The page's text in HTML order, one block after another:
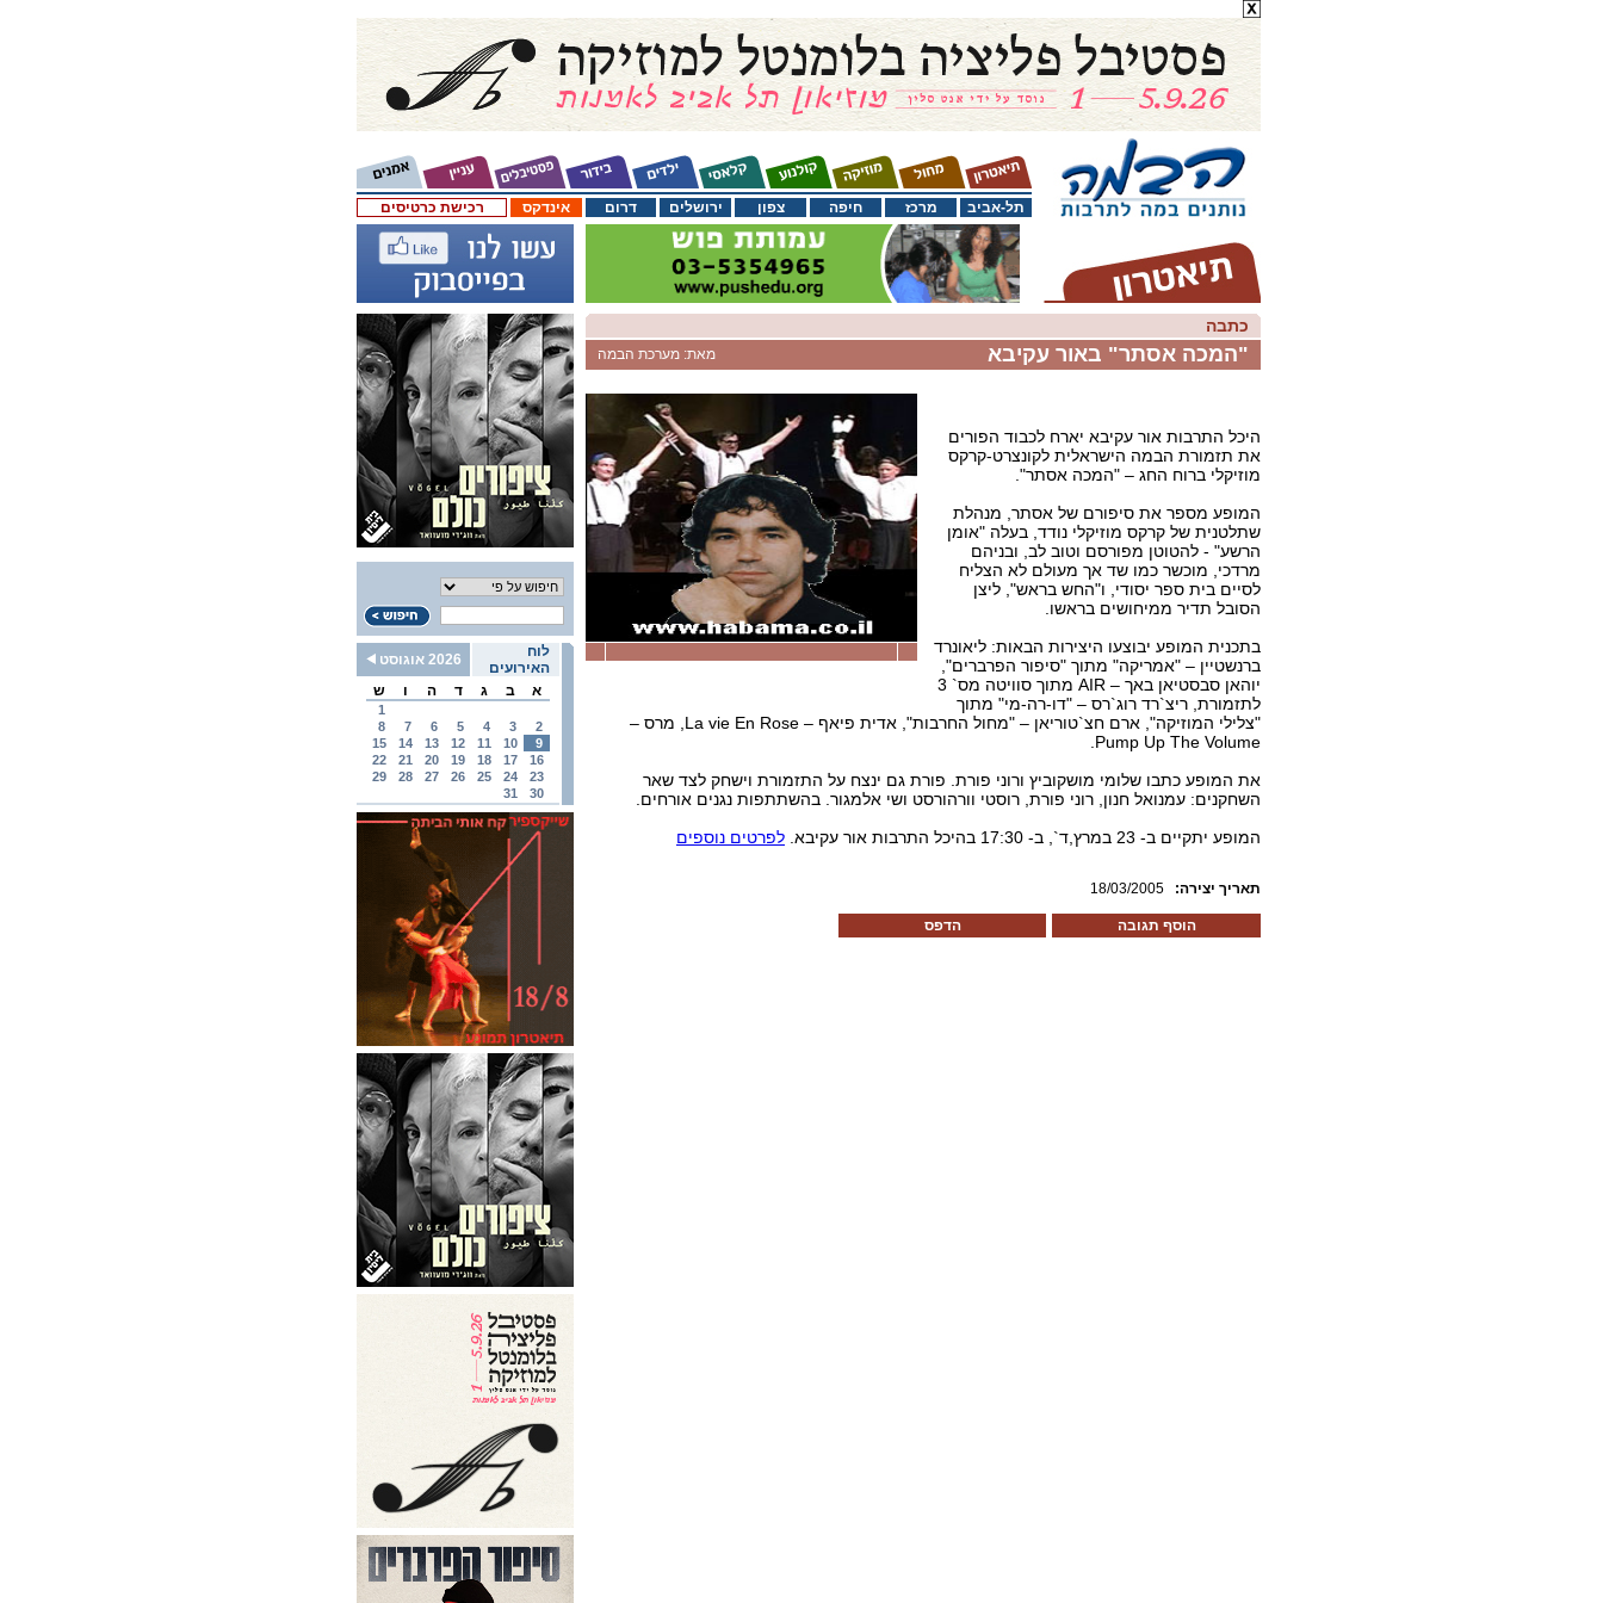
רכישת כרטיסים אינדקס דרום ירושלים צפון חיפה מרכז תל-אביב
לוח
האירועים
2026 אוגוסט
א
ב ג ד ה ו ש
1
2
3
4
5
6
7
8
9
10
11
12
13
14
15
16
17
18
19
20
21
22
23
24
25
26
27
28
29
30
31
כתבה
מאת: מערכת הבמה "המכה אסתר" באור עקיבא
היכל התרבות אור עקיבא יארח לכבוד הפורים
את תזמורת הבמה הישראלית לקונצרט-קרקס
מוזיקלי ברוח החג – "המכה אסתר".
המופע מספר את סיפורם של אסתר, מנהלת
שתלטנית של קרקס מוזיקלי נודד, בעלה "אומן
הרשע" - להטוטן מפורסם וטוב לב, ובניהם
מרדכי, מוכשר כמו שד אך מעולם לא הצליח
לסיים בית ספר יסודי, ו"החש בראש", ליצן
הסובל תדיר ממיחושים בראשו.
בתכנית המופע יבוצעו היצירות הבאות: ליאונרד
ברנשטיין – "אמריקה" מתוך "סיפור הפרברים",
יוהאן סבסטיאן באך – AIR מתוך סוויטה מס` 3
לתזמורת, ריצ`רד רוג`רס – "דו-רה-מי" מתוך
"צלילי המוזיקה", ארם חצ`טוריאן – "מחול החרבות", אדית פיאף – La vie En Rose, מרס –
Pump Up The Volume.
את המופע כתבו שלומי מושקוביץ ורוני פורת. פורת גם ינצח על התזמורת וישחק לצד שאר
השחקנים: עמנואל חנון, רוני פורת, רוסטי וורהורסט ושי אלמגור. בהשתתפות נגנים אורחים.
המופע יתקיים ב- 23 במרץ,ד`, ב- 17:30 בהיכל התרבות אור עקיבא.
לפרטים נוספים
18/03/2005 :תאריך יצירה
הדפס הוסף תגובה